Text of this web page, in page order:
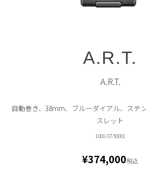
A.R.T.
A.R.T.
自動巻き、38mm、ブルーダイアル、ステ
スレット
1000-ST-50001
¥374,000税込